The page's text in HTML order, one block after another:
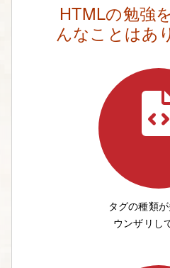
HTMLの勉強
んなことはあ
タグの種類
ウンザリし